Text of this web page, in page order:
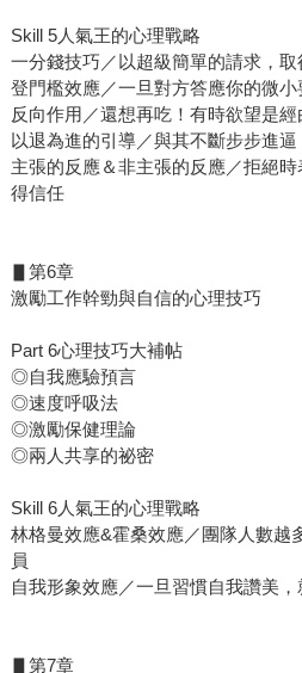
Skill 5人氣王的心理戰略
一分錢技巧／以超級簡單的請求，取
登門檻效應／一旦對方答應你的微小
反向作用／還想再吃！有時欲望是
以退為進的引導／與其不斷步步進
主張的反應＆非主張的反應／拒絕
得信任
▋第6章
激勵工作幹勁與自信的心理技巧
Part 6心理技巧大補帖
◎自我應驗預言
◎速度呼吸法
◎激勵保健理論
◎兩人共享的祕密
Skill 6人氣王的心理戰略
林格曼效應&霍桑效應／團隊人數越
員
自我形象效應／一旦習慣自我讚美
▋第7章